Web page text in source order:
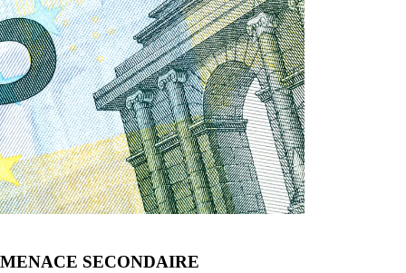
MENACE SECONDAIRE